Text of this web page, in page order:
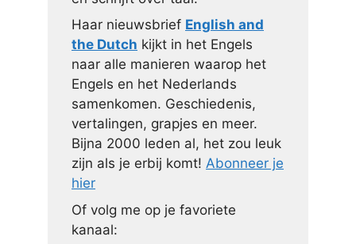
Haar nieuwsbrief English and
the Dutch kijkt in het Engels
naar alle manieren waarop het
Engels en het Nederlands
samenkomen. Geschiedenis,
vertalingen, grapjes en meer.
Bijna 2000 leden al, het zou leuk
zijn als je erbij komt! Abonneer je
hier
Of volg me op je favoriete
kanaal: